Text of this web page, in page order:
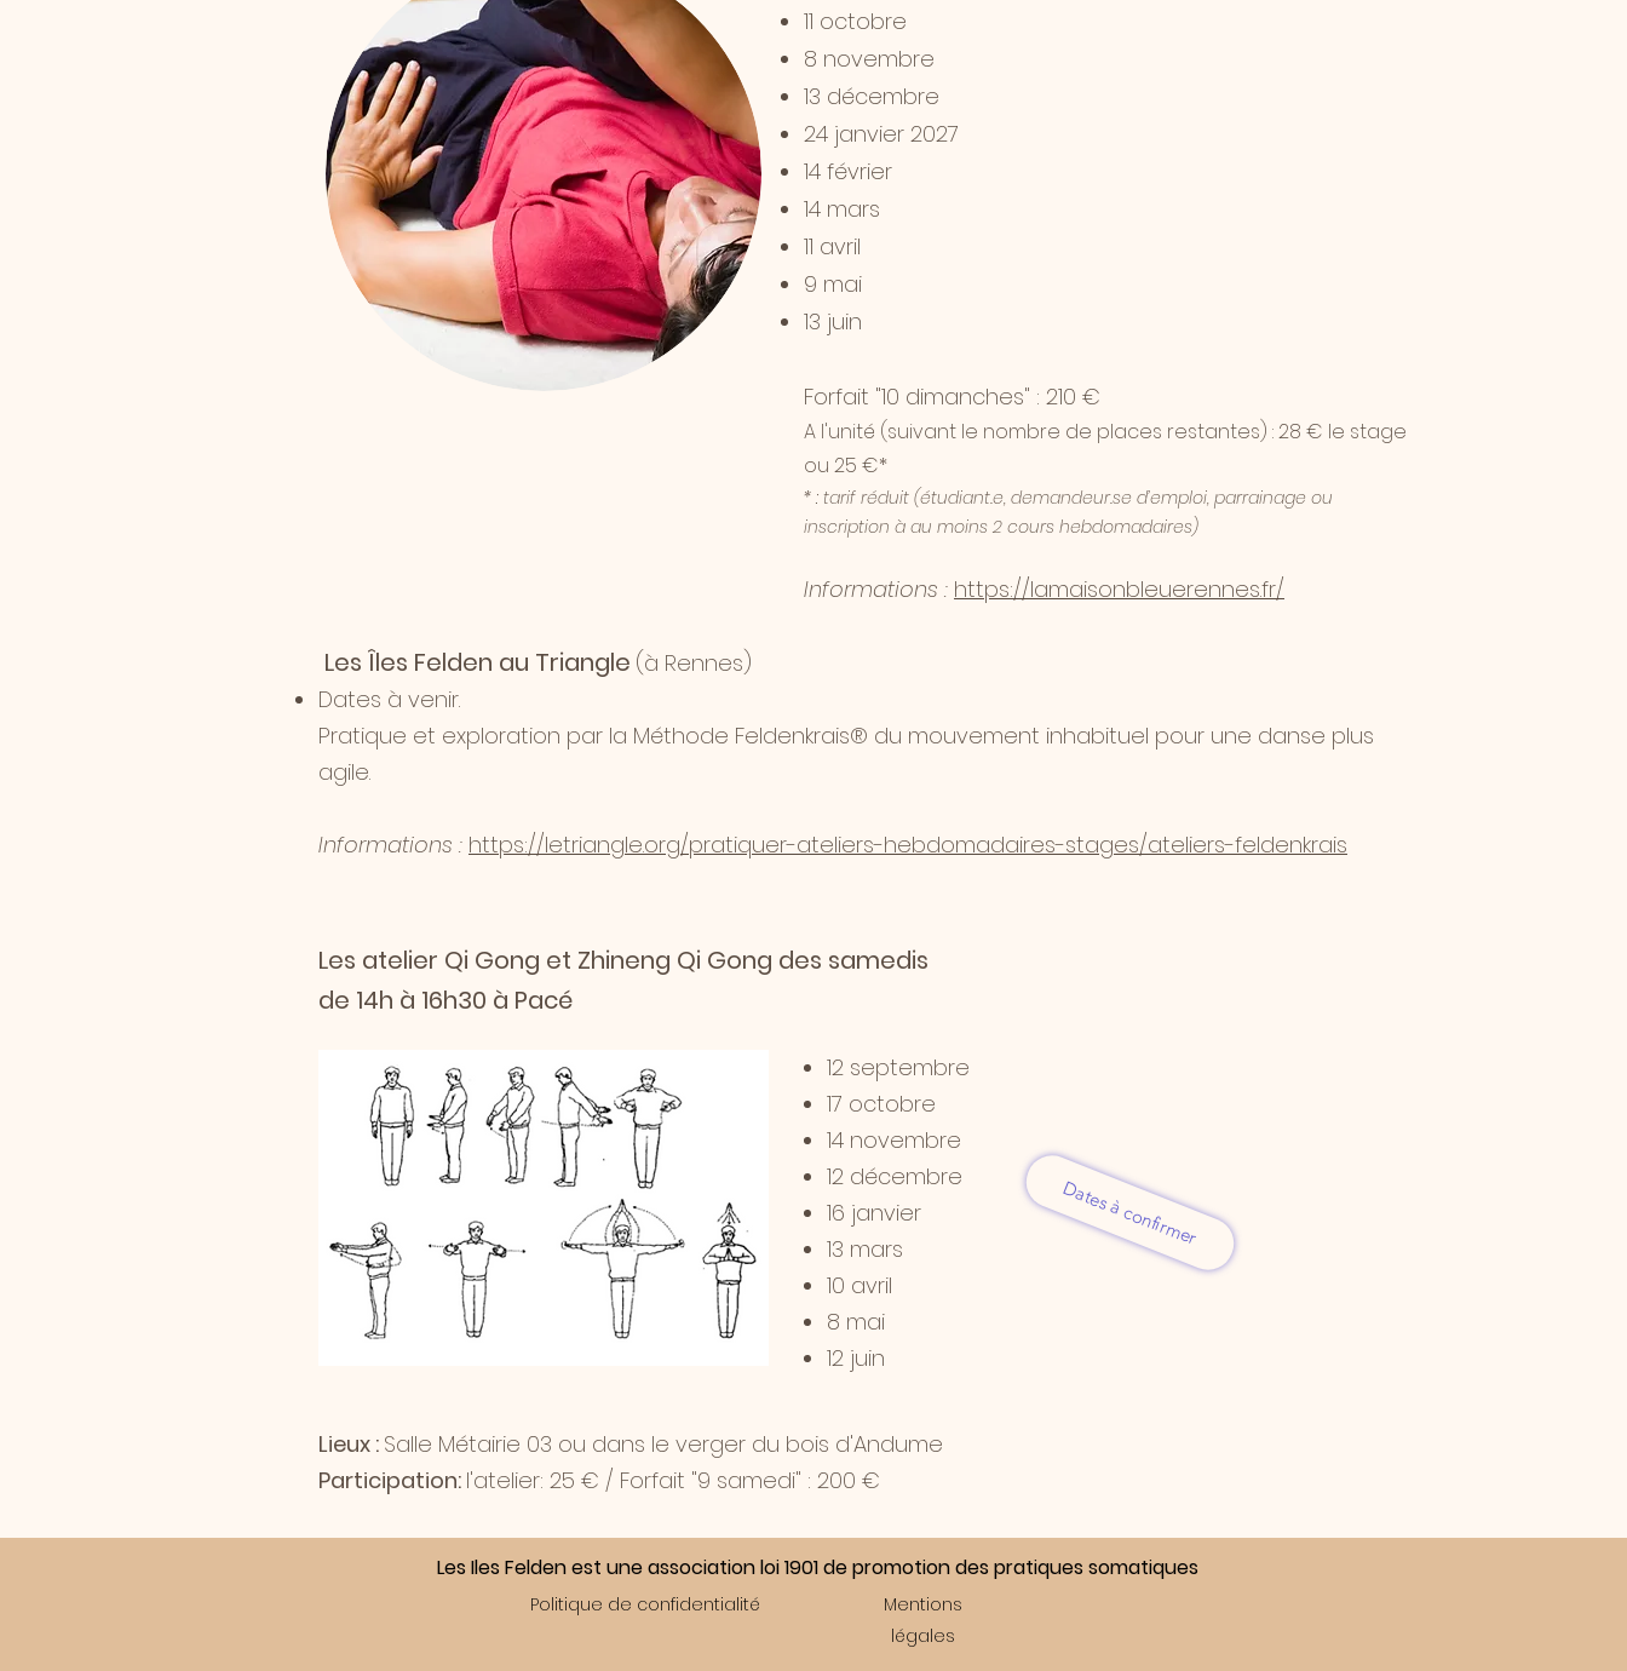
11 octobre
8 novembre
13 décembre
24 janvier 2027
14 février
14 mars
11 avril
9 mai
13 juin
Forfait "10 dimanches" : 210 €
A l'unité (suivant le nombre de places restantes) : 28 € le stage
ou 25 €*
* : tarif réduit (étudiant.e, demandeur.se d’emploi, parrainage ou
inscription à au moins 2 cours hebdomadaires)
Informations : https://lamaisonbleuerennes.fr/
Les Îles Felden au Triangle (à Rennes)
Dates à venir.
Pratique et exploration par la Méthode Feldenkrais® du mouvement inhabituel pour une danse plus
agile.​​
Informations : https://letriangle.org/pratiquer-ateliers-hebdomadaires-stages/ateliers-feldenkrais
Les atelier Qi Gong et Zhineng Qi Gong des samedis
de 14h à 16h30 à Pacé ​
​​12 septembre
17 octobre
14 novembre
12 décembre
16 janvier
13 mars
10 avril
8 mai
12 juin ​
Dates à confirmer
Lieux : Salle Métairie 03 ou dans le verger du bois d'Andume
Participation: l'atelier: 25 € / Forfait "9 samedi" : 200 €
Les Iles Felden est une association loi 1901 de promotion des pratiques somatiques
Politique de confidentialité
Mentions
légales